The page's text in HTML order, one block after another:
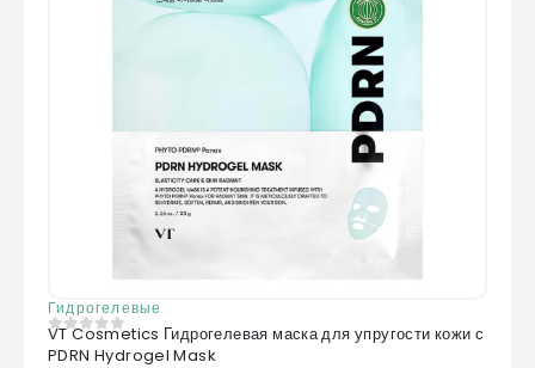
Гидрогелевые
0 из 5
VT Cosmetics Гидрогелевая маска для упругости кожи с
PDRN Hydrogel Mask